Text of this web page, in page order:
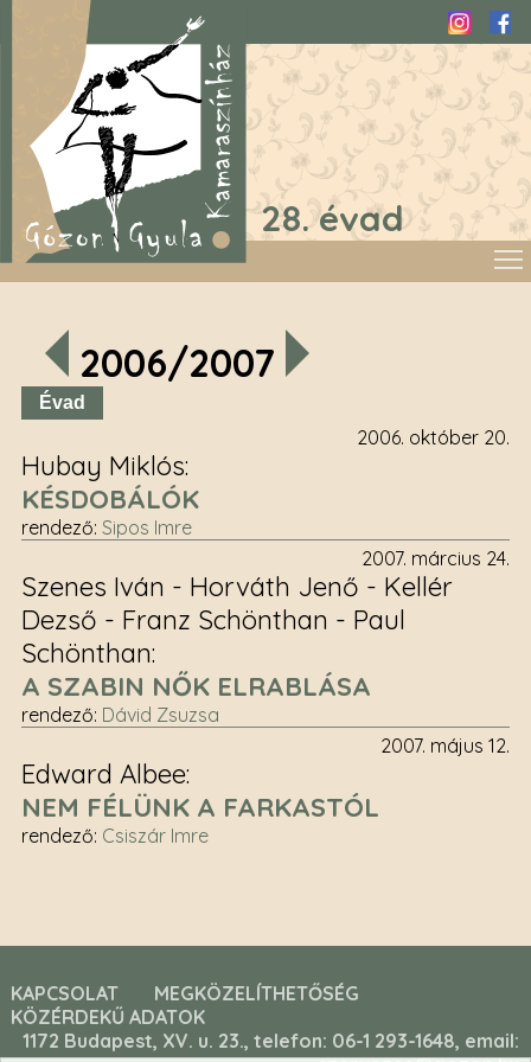
28. évad
2006/2007
Évad
2006. október 20.
Hubay Miklós
KÉSDOBÁLÓK
rendező: Sipos Imre
2007. március 24.
Szenes Iván - Horváth Jenő - Kellér
Dezső - Franz Schönthan - Paul
Schönthan
A SZABIN NŐK ELRABLÁSA
rendező: Dávid Zsuzsa
2007. május 12.
Edward Albee
NEM FÉLÜNK A FARKASTÓL
rendező: Csiszár Imre
KAPCSOLAT
MEGKÖZELÍTHETŐSÉG
KÖZÉRDEKŰ ADATOK
1172 Budapest, XV. u. 23., telefon: 06-1 293-1648, email: